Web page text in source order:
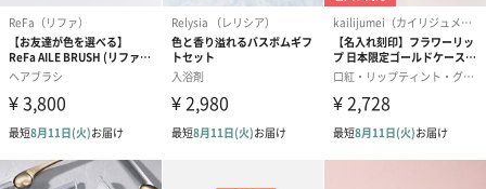
スイーツ
スイーツを同梱してお届けいたします。ギフトへの＋αにおすすめ
です。